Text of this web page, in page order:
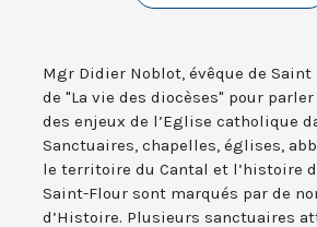
Mgr Didier Noblot, évêque de Saint
de "La vie des diocèses" pour
des enjeux de l’Eglise catholique
Sanctuaires, chapelles, églises,
le territoire du Cantal et l’histoire
Saint-Flour sont marqués par de
d’Histoire. Plusieurs sanctuaires